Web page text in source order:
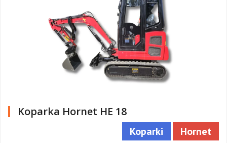
Koparka Hornet HE 18
Koparki Hornet